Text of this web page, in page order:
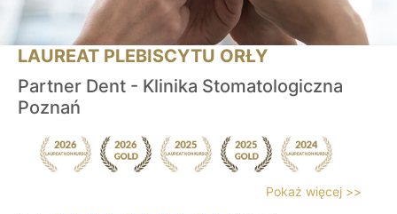
LAUREAT PLEBISCYTU ORŁY
Partner Dent - Klinika Stomatologiczna
Poznań
Pokaż więcej >>